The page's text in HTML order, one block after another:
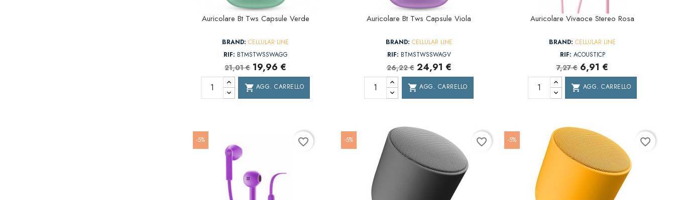
Auricolare Bt Tws Capsule Verde
BRAND: CELLULAR LINE
RIF: BTMSTWSSWAGG
21,01 € 19,96 €
shopping_cart AGG. CARRELLO
Auricolare Bt Tws Capsule Viola
BRAND: CELLULAR LINE
RIF: BTMSTWSSWAGV
26,22 € 24,91 €
shopping_cart AGG. CARRELLO
Auricolare Vivaoce Stereo Rosa
BRAND: CELLULAR LINE
RIF: ACOUSTICP
7,27 € 6,91 €
shopping_cart AGG. CARRELLO
-5% favorite_border -5% favorite_border -5% favorite_border